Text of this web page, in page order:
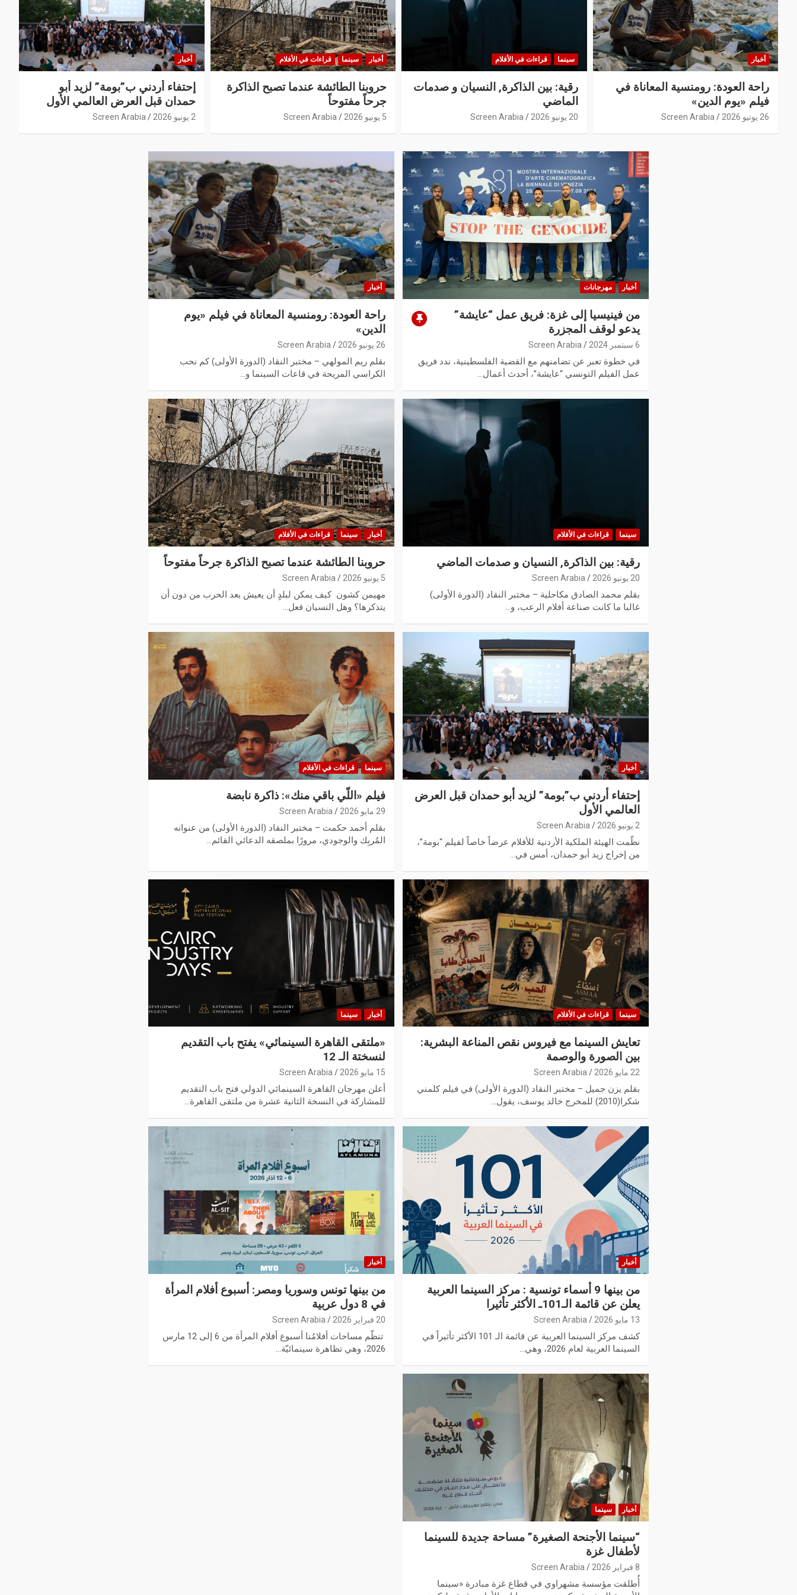
أخبار
راحة العودة: رومنسية المعاناة في
فيلم «يوم الدين»
26 يونيو 2026 Screen Arabia
سينما قراءات في الأفلام
رقية: بين الذاكرة, النسيان و صدمات
الماضي
20 يونيو 2026 Screen Arabia
أخبار سينما قراءات في الأفلام
حروبنا الطائشة عندما تصبح الذاكرة
جرحاً مفتوحاً
5 يونيو 2026 Screen Arabia
أخبار
إحتفاء أردني ب”بومة” لزيد أبو
حمدان قبل العرض العالمي الأول
2 يونيو 2026 Screen Arabia
أخبار مهرجانات
من فينيسيا إلى غزة: فريق عمل “عايشة”
يدعو لوقف المجزرة
6 سبتمبر 2024 Screen Arabia
في خطوة تعبر عن تضامنهم مع القضية الفلسطينية، ندد فريق
عمل الفيلم التونسي “عايشة”، أحدث أعمال…
أخبار
راحة العودة: رومنسية المعاناة في فيلم «يوم
الدين»
26 يونيو 2026 Screen Arabia
بقلم ريم المولهي – مختبر النقاد (الدورة الأولى) كم نحب
الكراسي المريحة في قاعات السينما و…
سينما قراءات في الأفلام
رقية: بين الذاكرة, النسيان و صدمات الماضي
20 يونيو 2026 Screen Arabia
بقلم محمد الصادق مكاحلية – مختبر النقاد (الدورة الأولى)
غالبا ما كانت صناعة أفلام الرعب، و…
أخبار سينما قراءات في الأفلام
حروبنا الطائشة عندما تصبح الذاكرة جرحاً مفتوحاً
5 يونيو 2026 Screen Arabia
مهيمن كشون ​كيف يمكن لبلدٍ أن يعيش بعد الحرب من دون أن
يتذكرها؟ وهل النسيان فعل…
أخبار
إحتفاء أردني ب”بومة” لزيد أبو حمدان قبل العرض
العالمي الأول
2 يونيو 2026 Screen Arabia
نظّمت الهيئة الملكية الأردنية للأفلام عرضاً خاصاً لفيلم “بومة”،
من إخراج زيد أبو حمدان، أمس في…
سينما قراءات في الأفلام
فيلم «اللّي باقي منك»: ذاكرة نابضة
29 مايو 2026 Screen Arabia
بقلم أحمد حكمت – مختبر النقاد (الدورة الأولى) من عنوانه
المُربِك والوجودي، مرورًا بملصقه الدعائي القائم…
سينما قراءات في الأفلام
تعايش السينما مع فيروس نقص المناعة البشرية:
بين الصورة والوصمة
22 مايو 2026 Screen Arabia
بقلم يزن جميل – مختبر النقاد (الدورة الأولى) في فيلم كلمني
شكرا(2010) للمخرج خالد يوسف، يقول…
أخبار سينما
«ملتقى القاهرة السينمائي» يفتح باب التقديم
لنسختة الـ 12
15 مايو 2026 Screen Arabia
أعلن مهرجان القاهرة السينمائي الدولي فتح باب التقديم
للمشاركة في النسخة الثانية عشرة من ملتقى القاهرة…
أخبار
من بينها 9 أسماء تونسية : مركز السينما العربية
يعلن عن قائمة الـ101ـ الأكثر تأثيرا
13 مايو 2026 Screen Arabia
كشف مركز السينما العربية عن قائمة الـ 101 الأكثر تأثيراً في
السينما العربية لعام 2026، وهي…
أخبار
من بينها تونس وسوريا ومصر: أسبوع أفلام المرأة
في 8 دول عربية
20 فبراير 2026 Screen Arabia
​ تنظّم مساحات أفلامُنا أسبوع أفلام المرأة من 6 إلى 12 مارس
2026، وهي تظاهرة سينمائيّة…
أخبار سينما
“سينما الأجنحة الصغيرة” مساحة جديدة للسينما
لأطفال غزة
8 فبراير 2026 Screen Arabia
أُطلقت مؤسسة مشهراوي في قطاع غزة مبادرة «سينما